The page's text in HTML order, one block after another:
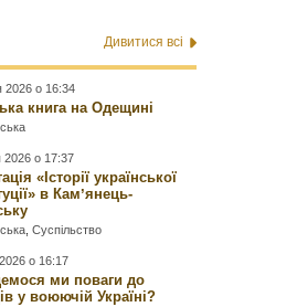
Дивитися всі
2026 о 16:34
книга на Одещині
2026 о 17:37
«Історії української
в Камʼянець-
,Суспільство
о 16:17
ми поваги до
у воюючій Україні?